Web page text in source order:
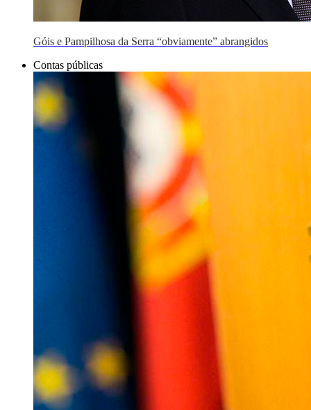
Góis e Pampilhosa da Serra “obviamente” abrangidos
Contas públicas